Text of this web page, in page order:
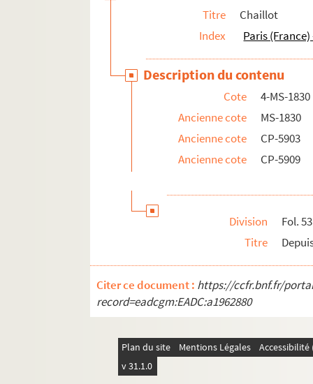
Titre
Chaillot
Index
Paris
Description du contenu
Cote
4-MS-1830
Ancienne cote
MS-1830
Ancienne cote
CP-5903
Ancienne cote
CP-5909
Division
Fol. 53
Titre
Citer ce document : https://ccfr.bnf.fr/
record=eadcgm:EADC:a1962880
Plan du site Mentions Légales
v 31.1.0